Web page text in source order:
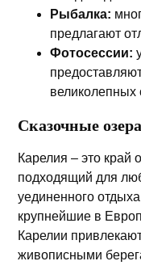
Рыбалка:
предлагают
Фотосессии:
великолепных
Сказочные
Карелия – это край
подходящий для
уединенного
крупнейшие в
Карелии
живописными